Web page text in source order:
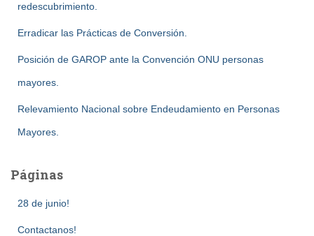
redescubrimiento.
Erradicar las Prácticas de Conversión.
Posición de GAROP ante la Convención ONU personas
mayores.
Relevamiento Nacional sobre Endeudamiento en Personas
Mayores.
Páginas
28 de junio!
Contactanos!